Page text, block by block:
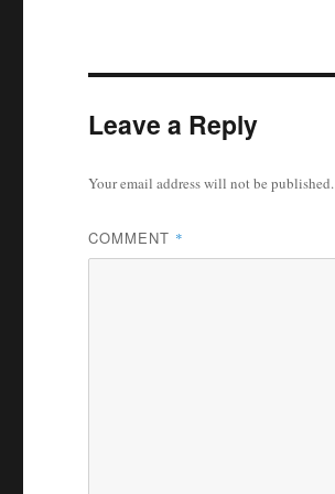
Leave a Reply
Your email address will not be published.
COMMENT *